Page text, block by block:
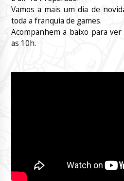
Vamos a mais um dia de
toda a franquia de games.
Acompanhem a baixo para
as 10h.